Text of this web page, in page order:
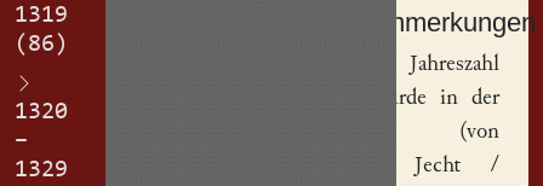
1319
(86)
1320
–
1329
Sachanmerkungen
] Die Jahreszahl
1309 wurde in der
Neuzeit (von
Richard Jecht /